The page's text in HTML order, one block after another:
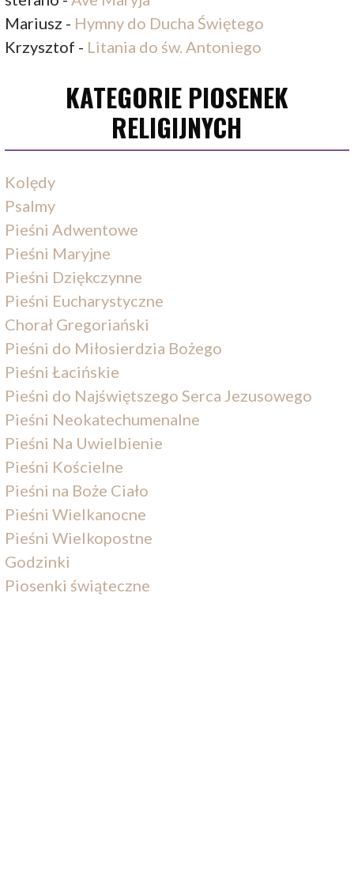
Mariusz - Hymny do Ducha Świętego
Krzysztof - Litania do św. Antoniego
KATEGORIE PIOSENEK
RELIGIJNYCH
Kolędy
Psalmy
Pieśni Adwentowe
Pieśni Maryjne
Pieśni Dziękczynne
Pieśni Eucharystyczne
Chorał Gregoriański
Pieśni do Miłosierdzia Bożego
Pieśni Łacińskie
Pieśni do Najświętszego Serca Jezusowego
Pieśni Neokatechumenalne
Pieśni Na Uwielbienie
Pieśni Kościelne
Pieśni na Boże Ciało
Pieśni Wielkanocne
Pieśni Wielkopostne
Godzinki
Piosenki świąteczne